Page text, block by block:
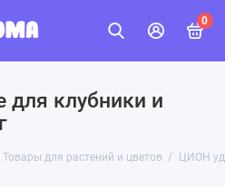
0
клубники и
Товары для растений и цветов ЦИОН